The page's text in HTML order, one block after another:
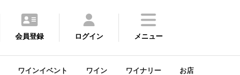
会員登録 ログイン メニュー
ワインイベント ワイン ワイナリー お店